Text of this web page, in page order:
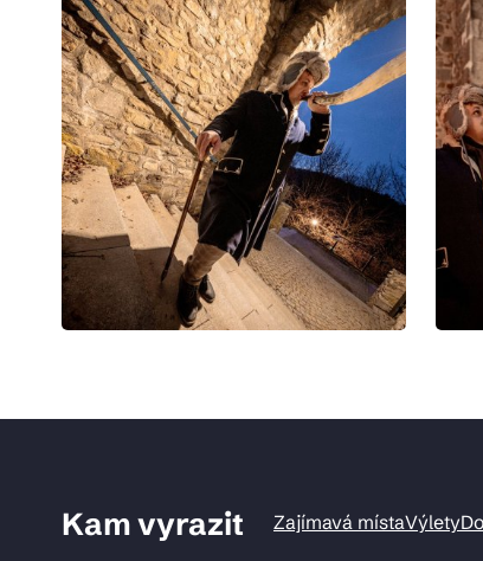
Kam vyrazit Zajímavá místaVýlety